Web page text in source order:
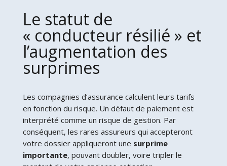
Le statut de
« conducteur résilié » et
l’augmentation des
surprimes
Les compagnies d’assurance calculent leurs tarifs
en fonction du risque. Un défaut de paiement est
interprété comme un risque de gestion. Par
conséquent, les rares assureurs qui accepteront
votre dossier appliqueront une surprime
importante, pouvant doubler, voire tripler le